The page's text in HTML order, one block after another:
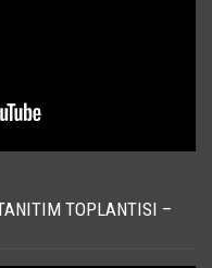
TOPLANTISI –